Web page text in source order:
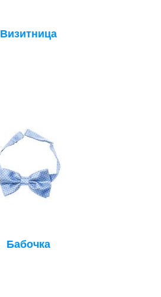
Визитница
Бабочка